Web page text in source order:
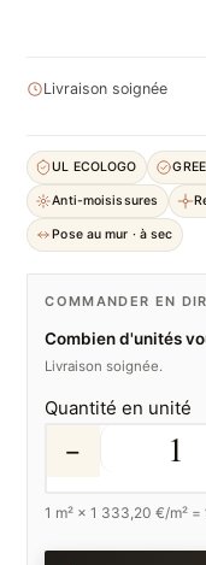
Livraison soignée
UL ECOLOGO
Anti-moisissures
Pose au mur · à sec
COMMANDER EN
Combien d'unités
Livraison soignée.
Quantité en unité
−
1 m² ×1 333,20 €/m² =